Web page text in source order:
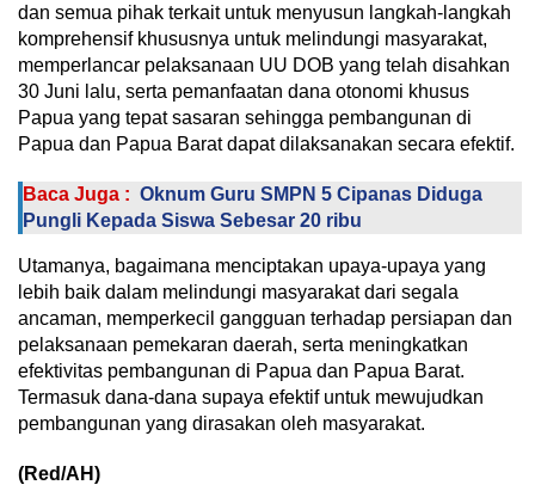
dan semua pihak terkait untuk menyusun langkah-langkah
komprehensif khususnya untuk melindungi masyarakat,
memperlancar pelaksanaan UU DOB yang telah disahkan
30 Juni lalu, serta pemanfaatan dana otonomi khusus
Papua yang tepat sasaran sehingga pembangunan di
Papua dan Papua Barat dapat dilaksanakan secara efektif.
Baca Juga : Oknum Guru SMPN 5 Cipanas Diduga
Pungli Kepada Siswa Sebesar 20 ribu
Utamanya, bagaimana menciptakan upaya-upaya yang
lebih baik dalam melindungi masyarakat dari segala
ancaman, memperkecil gangguan terhadap persiapan dan
pelaksanaan pemekaran daerah, serta meningkatkan
efektivitas pembangunan di Papua dan Papua Barat.
Termasuk dana-dana supaya efektif untuk mewujudkan
pembangunan yang dirasakan oleh masyarakat.
(Red/AH)